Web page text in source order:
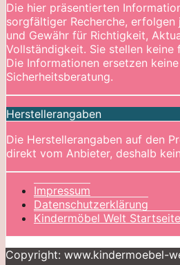
Die hier präsentierten
sorgfältiger Recherche, erfolgen
und Gewähr für Richtigkeit,
Vollständigkeit. Sie stellen keine
Die Informationen ersetzen
Sicherheitsberatung.
Herstellerangaben
Die Herstellerangaben auf den
direkt vom Anbieter, deshalb
Impressum
Datenschutzerklärung
Kindermöbel Welt Startseite
Copyright: www.kindermoebel-